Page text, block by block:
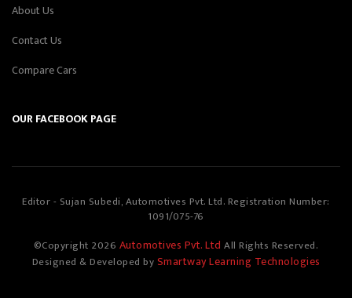
About Us
Contact Us
Compare Cars
OUR FACEBOOK PAGE
Editor - Sujan Subedi, Automotives Pvt. Ltd. Registration Number:
1091/075-76
©Copyright 2026 Automotives Pvt. LtdAll Rights Reserved.
Designed & Developed bySmartway Learning Technologies